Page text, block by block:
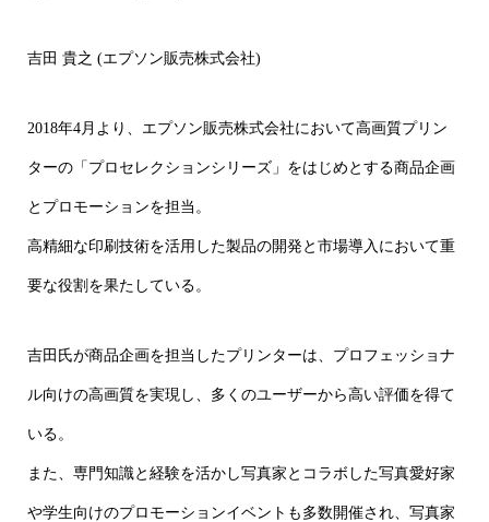
吉田 貴之 (エプソン販売株式会社)
2018年4月より、エプソン販売株式会社において高画質プリン
ターの「プロセレクションシリーズ」をはじめとする商品企画
とプロモーションを担当。
高精細な印刷技術を活用した製品の開発と市場導入において重
要な役割を果たしている。
吉田氏が商品企画を担当したプリンターは、プロフェッショナ
ル向けの高画質を実現し、多くのユーザーから高い評価を得て
いる。
また、専門知識と経験を活かし写真家とコラボした写真愛好家
や学生向けのプロモーションイベントも多数開催され、写真家